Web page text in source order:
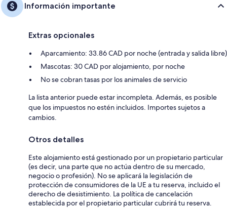
Información importante
Extras opcionales
Aparcamiento: 33.86 CAD por noche (entrada y salida libre)
Mascotas: 30 CAD por alojamiento, por noche
No se cobran tasas por los animales de servicio
La lista anterior puede estar incompleta. Además, es posible
que los impuestos no estén incluidos. Importes sujetos a
cambios.
Otros detalles
Este alojamiento está gestionado por un propietario particular
(es decir, una parte que no actúa dentro de su mercado,
negocio o profesión). No se aplicará la legislación de
protección de consumidores de la UE a tu reserva, incluido el
derecho de desistimiento. La política de cancelación
establecida por el propietario particular cubrirá tu reserva.